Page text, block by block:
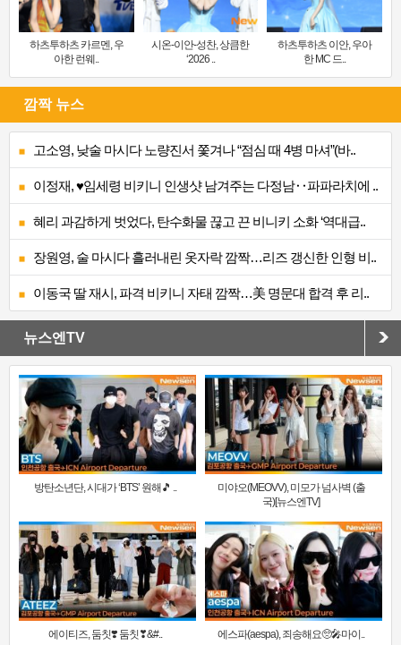
하츠투하츠 카르멘, 우
아한 런웨..
시온-이안-성찬, 상큼한
‘2026 ..
하츠투하츠 이안, 우아
한 MC 드..
깜짝 뉴스
고소영, 낮술 마시다 노량진서 쫓겨나 “점심 때 4병 마셔”(바..
이정재, ♥임세령 비키니 인생샷 남겨주는 다정남‥파파라치에 ..
혜리 과감하게 벗었다, 탄수화물 끊고 끈 비니키 소화 ‘역대급..
장원영, 술 마시다 흘러내린 옷자락 깜짝…리즈 갱신한 인형 비..
이동국 딸 재시, 파격 비키니 자태 깜짝…美 명문대 합격 후 리..
뉴스엔TV
방탄소년단, 시대가 ‘BTS’ 원해🎵 ..
미야오(MEOVV), 미모가 넘사벽 (출
국)[뉴스엔TV]
에이티즈, 둠칫❣️ 둠칫❣&#.. 에스파(aespa), 죄송해요🥺🎤마이..